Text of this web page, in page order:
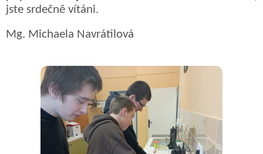
jste srdečně vítáni.
Mg. Michaela Navrátilová